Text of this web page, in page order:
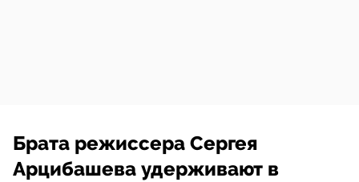
Брата режиссера Сергея
Арцибашева удерживают в